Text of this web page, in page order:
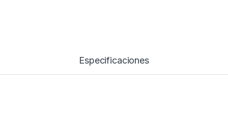
Especificaciones